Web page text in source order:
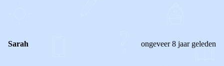
Sarah ongeveer 8 jaar geleden